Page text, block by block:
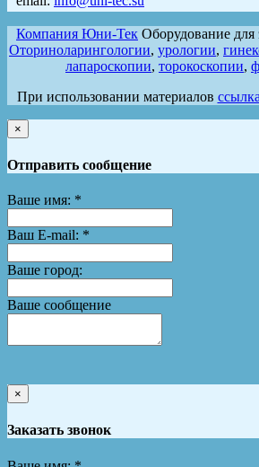
Компания Юни-Тек Оборудование для
Оториноларингологии, урологии,
лапароскопии, торокоскопии,
При использовании материалов
×
Отправить сообщение
Ваше имя: *
Ваш E-mail: *
Ваше город:
Ваше сообщение
×
Заказать звонок